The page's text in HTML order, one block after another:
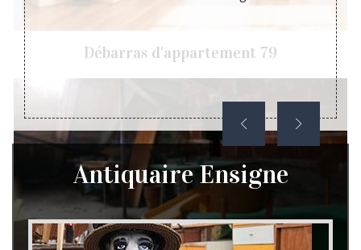
Débarras d'appartement 79
peut
pour
votre
Antiquaire Ensigne